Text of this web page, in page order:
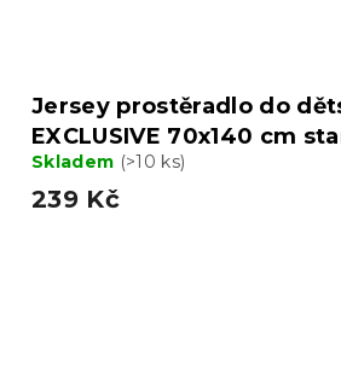
Jersey prostěradlo do
EXCLUSIVE 70x140 cm
Skladem (>10 ks)
239 Kč